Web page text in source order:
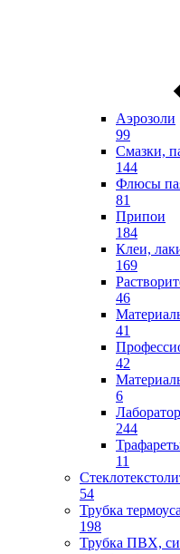
Аэрозоли
99
Смазки,
144
Флюсы
81
Припои
184
Клеи,
169
46
41
42
6
244
11
54
Трубка
198
Трубка ПВХ,